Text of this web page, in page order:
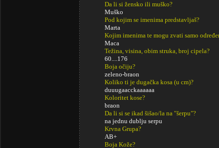
Da li si žensko ili muško?
Muško
Pod kojim se imenima predstavljaš?
Marta
Kojim imenima te mogu zvati samo
Maca
Težina, visina, obim struka, broj cipela?
60....176
Boja očiju?
zeleno-braon
Koliko ti je dugačka kosa (u cm)?
duuugaacckaaaaaa
Koloritet kose?
braon
Da li si se ikad šišao/la na "šerpu"?
na jednu dublju serpu
Krvna Grupa?
AB+
Boja Kože?